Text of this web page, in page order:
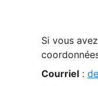
Si vous
Courriel :